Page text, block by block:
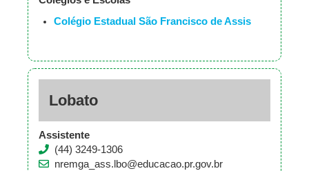
Colégio Estadual São Francisco de Assis
Lobato
Assistente
(44) 3249-1306
nremga_ass.lbo@educacao.pr.gov.br